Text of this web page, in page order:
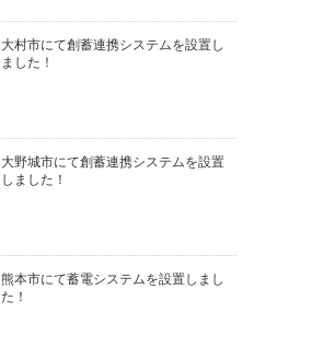
大村市にて創蓄連携システムを設置し
ました！
大野城市にて創蓄連携システムを設置
しました！
熊本市にて蓄電システムを設置しまし
た！